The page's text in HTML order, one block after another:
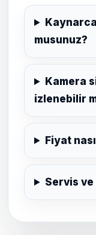
musunuz?
Kamera
izlenebilir
Fiyat
Servis ve